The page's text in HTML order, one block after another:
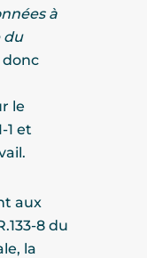
à
du
donc
le
1 et
aux
8 du
la